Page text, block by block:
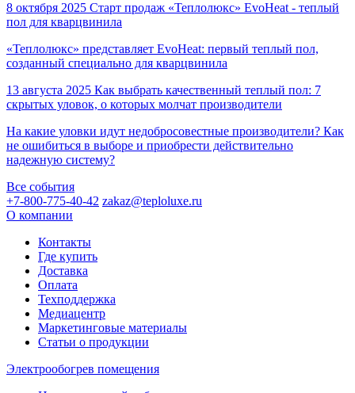
8 октября 2025 Старт продаж «Теплолюкс» EvoHeat - теплый
пол для кварцвинила
«Теплолюкс» представляет EvoHeat: первый теплый пол,
созданный специально для кварцвинила
13 августа 2025 Как выбрать качественный теплый пол: 7
скрытых уловок, о которых молчат производители
На какие уловки идут недобросовестные производители? Как
не ошибиться в выборе и приобрести действительно
надежную систему?
Все события
+7-800-775-40-42 zakaz@teploluxe.ru
О компании
Контакты
Где купить
Доставка
Оплата
Техподдержка
Медиацентр
Маркетинговые материалы
Статьи о продукции
Электрообогрев помещения